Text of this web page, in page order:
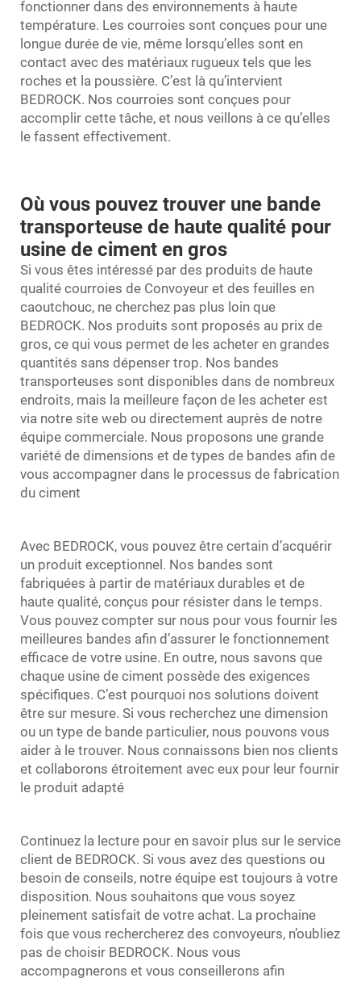
fonctionner dans des environnements à haute
température. Les courroies sont conçues pour une
longue durée de vie, même lorsqu’elles sont en
contact avec des matériaux rugueux tels que les
roches et la poussière. C’est là qu’intervient
BEDROCK. Nos courroies sont conçues pour
accomplir cette tâche, et nous veillons à ce qu’elles
le fassent effectivement.
Où vous pouvez trouver une bande
transporteuse de haute qualité pour
usine de ciment en gros
Si vous êtes intéressé par des produits de haute
qualité courroies de Convoyeur et des feuilles en
caoutchouc, ne cherchez pas plus loin que
BEDROCK. Nos produits sont proposés au prix de
gros, ce qui vous permet de les acheter en grandes
quantités sans dépenser trop. Nos bandes
transporteuses sont disponibles dans de nombreux
endroits, mais la meilleure façon de les acheter est
via notre site web ou directement auprès de notre
équipe commerciale. Nous proposons une grande
variété de dimensions et de types de bandes afin de
vous accompagner dans le processus de fabrication
du ciment
Avec BEDROCK, vous pouvez être certain d’acquérir
un produit exceptionnel. Nos bandes sont
fabriquées à partir de matériaux durables et de
haute qualité, conçus pour résister dans le temps.
Vous pouvez compter sur nous pour vous fournir les
meilleures bandes afin d’assurer le fonctionnement
efficace de votre usine. En outre, nous savons que
chaque usine de ciment possède des exigences
spécifiques. C’est pourquoi nos solutions doivent
être sur mesure. Si vous recherchez une dimension
ou un type de bande particulier, nous pouvons vous
aider à le trouver. Nous connaissons bien nos clients
et collaborons étroitement avec eux pour leur fournir
le produit adapté
Continuez la lecture pour en savoir plus sur le service
client de BEDROCK. Si vous avez des questions ou
besoin de conseils, notre équipe est toujours à votre
disposition. Nous souhaitons que vous soyez
pleinement satisfait de votre achat. La prochaine
fois que vous rechercherez des convoyeurs, n’oubliez
pas de choisir BEDROCK. Nous vous
accompagnerons et vous conseillerons afin